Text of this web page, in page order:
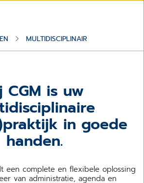
MULTIDISCIPLINAIR
CGM is uw
in goede
handen.
een complete en flexibele oplossing
van administratie, agenda en